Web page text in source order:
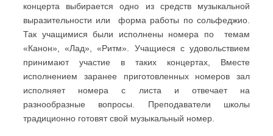
концерта выбирается одно из средств музыкальной
выразительности или форма работы по сольфеджио.
Так учащимися были исполнены номера по темам
«Канон», «Лад», «Ритм». Учащиеся с удовольствием
принимают участие в таких концертах, Вместе
исполнением заранее приготовленных номеров зал
исполняет номера с листа и отвечает на
разнообразные вопросы. Преподаватели школы
традиционно готовят свой музыкальный номер.